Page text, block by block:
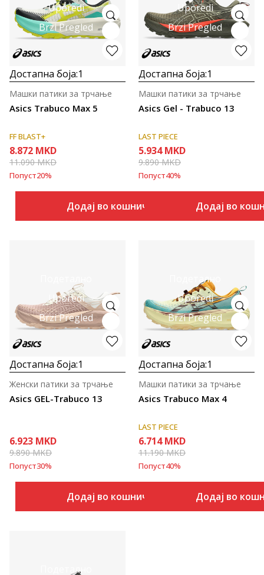
Uporedi
Brzi Pregled
Достапна боја:1
Asics Trabuco Max 5
Машки патики за трчање
FF BLAST+
8.872 MKD
11.090MKD
Попуст20%
Додај во кошничка
Uporedi
Brzi Pregled
Достапна боја:1
Asics Gel - Trabuco 13
Машки патики за трчање
LAST PIECE
5.934 MKD
9.890MKD
Попуст40%
Додај во
Uporedi
Brzi Pregled
Достапна боја:1
Asics GEL-Trabuco 13
Женски патики за трчање
6.923 MKD
9.890MKD
Попуст30%
Додај во кошничка
Подетално
Uporedi
Brzi Pregled
Достапна боја:1
Asics Trabuco Max 4
Машки патики за трчање
LAST PIECE
6.714 MKD
11.190MKD
Попуст40%
Додај во
Подетално